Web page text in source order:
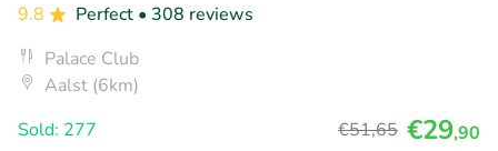
9.8
Perfect • 308 reviews
Palace Club
Aalst (6km)
Sold: 277
€51,65 €29,90